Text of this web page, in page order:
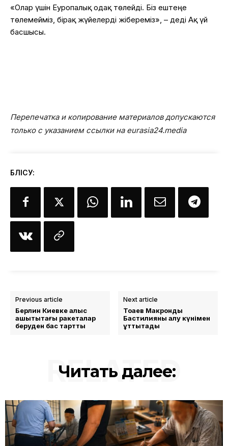
«Олар үшін Еуропалық одақ төлейді. Біз ештеңе
төлемейміз, бірақ жүйелерді жібереміз», – деді Ақ үй
басшысы.
Перепечатка и копирование материалов допускаются
только с указанием ссылки на eurasia24.media
БӨЛІСУ:
Previous article
Берлин Киевке алыс
қашықтықтағы ракеталар
беруден бас тартты
Next article
Тоқаев Макронды
Бастилияны алу күнімен
құттықтады
Читать далее:
RELATED